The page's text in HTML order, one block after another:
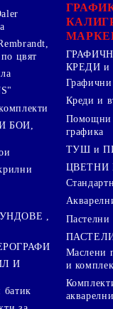
цвят
БОИ,
,
И
батик
КРЕДИ
Креди и
Помощни
графика
ТУШ и
ЦВЕТНИ
Маслени
и